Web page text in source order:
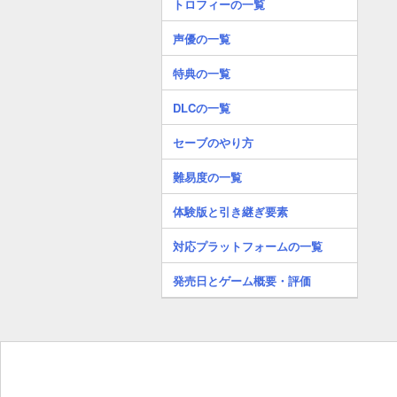
トロフィーの一覧
声優の一覧
特典の一覧
DLCの一覧
セーブのやり方
難易度の一覧
体験版と引き継ぎ要素
対応プラットフォームの一覧
発売日とゲーム概要・評価